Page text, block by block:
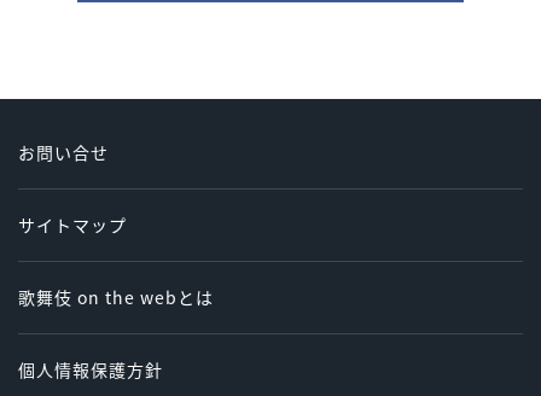
お問い合せ
サイトマップ
歌舞伎 on the webとは
個人情報保護方針